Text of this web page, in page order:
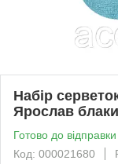
Набір
Ярослав
Готово до відправки
Код: 000021680